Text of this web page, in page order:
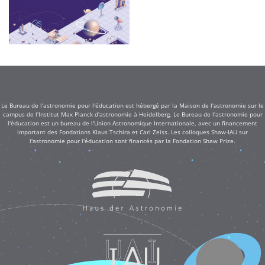
Le Bureau de l'astronomie pour l'éducation est hébergé par la Maison de l'astronomie sur le
campus de l'Institut Max Planck d'astronomie à Heidelberg. Le Bureau de l'astronomie pour
l'éducation est un bureau de l'Union Astronomique Internationale, avec un financement
important des Fondations Klaus Tschira et Carl Zeiss. Les colloques Shaw-IAU sur
l'astronomie pour l'éducation sont financés par la Fondation Shaw Prize.